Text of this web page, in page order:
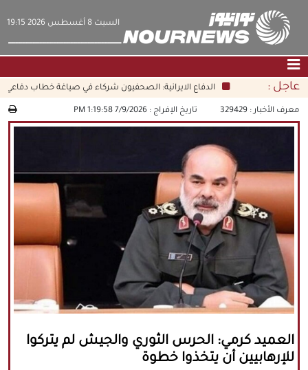
‫السبت‬ 8 أغسطس 2026 19:15
الصفحة الرئيسية|التواصل معنا|من نحن
الثقافة والمجتمع
اقتصاد
سياسة
الوسائط المتعددة
| فارسي |
English
| العربيه
עברית|
русский| 中文
كافة الحقوق محفوظة لموقع نورنيوز
يُرجى ذكر المصدر عند نقل أي موضوع عن
موقعنا
عاجل : الدفاع الايرانية: الصحفيون شركاء في صياغة خطاب دفاعي
معرف الأخبار : 329429 تاريخ الإفراج :7/9/2026 1:19:58 PM
العميد كرمي: الحرس الثوري والجيش لم يتركوا
للإرهابيين أن يتخذوا خطوة